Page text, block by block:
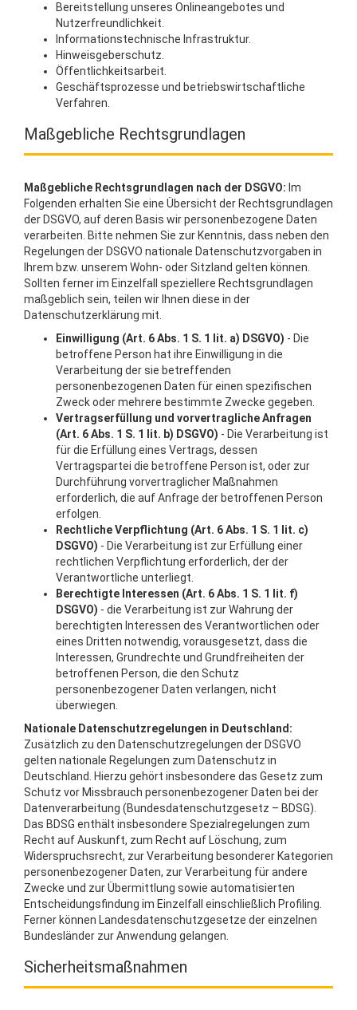
Bereitstellung unseres Onlineangebotes und
Nutzerfreundlichkeit.
Informationstechnische Infrastruktur.
Hinweisgeberschutz.
Öffentlichkeitsarbeit.
Geschäftsprozesse und betriebswirtschaftliche
Verfahren.
Maßgebliche Rechtsgrundlagen
Maßgebliche Rechtsgrundlagen nach der DSGVO: Im
Folgenden erhalten Sie eine Übersicht der Rechtsgrundlagen
der DSGVO, auf deren Basis wir personenbezogene Daten
verarbeiten. Bitte nehmen Sie zur Kenntnis, dass neben den
Regelungen der DSGVO nationale Datenschutzvorgaben in
Ihrem bzw. unserem Wohn- oder Sitzland gelten können.
Sollten ferner im Einzelfall speziellere Rechtsgrundlagen
maßgeblich sein, teilen wir Ihnen diese in der
Datenschutzerklärung mit.
Einwilligung (Art. 6 Abs. 1 S. 1 lit. a) DSGVO) - Die
betroffene Person hat ihre Einwilligung in die
Verarbeitung der sie betreffenden
personenbezogenen Daten für einen spezifischen
Zweck oder mehrere bestimmte Zwecke gegeben.
Vertragserfüllung und vorvertragliche Anfragen
(Art. 6 Abs. 1 S. 1 lit. b) DSGVO) - Die Verarbeitung ist
für die Erfüllung eines Vertrags, dessen
Vertragspartei die betroffene Person ist, oder zur
Durchführung vorvertraglicher Maßnahmen
erforderlich, die auf Anfrage der betroffenen Person
erfolgen.
Rechtliche Verpflichtung (Art. 6 Abs. 1 S. 1 lit. c)
DSGVO) - Die Verarbeitung ist zur Erfüllung einer
rechtlichen Verpflichtung erforderlich, der der
Verantwortliche unterliegt.
Berechtigte Interessen (Art. 6 Abs. 1 S. 1 lit. f)
DSGVO) - die Verarbeitung ist zur Wahrung der
berechtigten Interessen des Verantwortlichen oder
eines Dritten notwendig, vorausgesetzt, dass die
Interessen, Grundrechte und Grundfreiheiten der
betroffenen Person, die den Schutz
personenbezogener Daten verlangen, nicht
überwiegen.
Nationale Datenschutzregelungen in Deutschland:
Zusätzlich zu den Datenschutzregelungen der DSGVO
gelten nationale Regelungen zum Datenschutz in
Deutschland. Hierzu gehört insbesondere das Gesetz zum
Schutz vor Missbrauch personenbezogener Daten bei der
Datenverarbeitung (Bundesdatenschutzgesetz – BDSG).
Das BDSG enthält insbesondere Spezialregelungen zum
Recht auf Auskunft, zum Recht auf Löschung, zum
Widerspruchsrecht, zur Verarbeitung besonderer Kategorien
personenbezogener Daten, zur Verarbeitung für andere
Zwecke und zur Übermittlung sowie automatisierten
Entscheidungsfindung im Einzelfall einschließlich Profiling.
Ferner können Landesdatenschutzgesetze der einzelnen
Bundesländer zur Anwendung gelangen.
Sicherheitsmaßnahmen